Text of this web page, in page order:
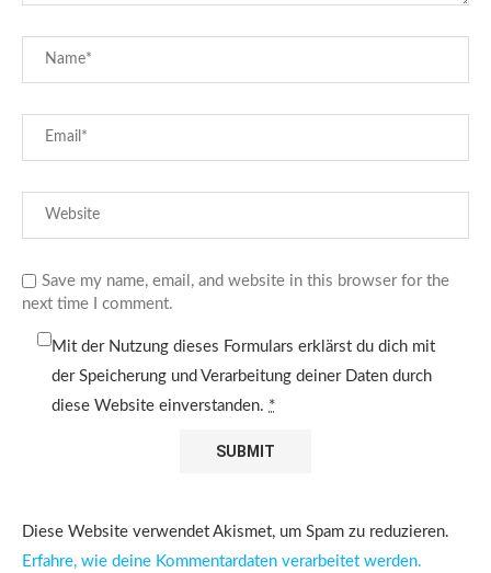
Save my name, email, and website in this browser for the
next time I comment.
Mit der Nutzung dieses Formulars erklärst du dich mit
der Speicherung und Verarbeitung deiner Daten durch
diese Website einverstanden. *
Diese Website verwendet Akismet, um Spam zu reduzieren.
Erfahre, wie deine Kommentardaten verarbeitet werden.